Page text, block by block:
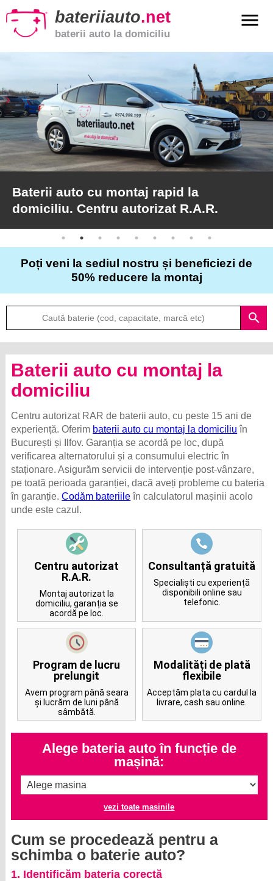
bateriiauto.net
baterii auto la domiciliu
menu
Baterii
moto
Baterii
de
camion
Articole
Despre
Întrebări
frecvente
Baterii auto cu montaj rapid la
domiciliu. Centru autorizat R.A.R.
Poți veni la sediul nostru și beneficiezi de
50% reducere la montaj
search
Baterii auto cu montaj la
domiciliu
Centru autorizat RAR de baterii auto, cu peste 15 ani de
experiență. Oferim baterii auto cu montaj la domiciliu în
București și Ilfov. Garanția se acordă pe loc, după
verificarea alternatorului și a consumului electric în
staționare. Asigurăm servicii de intervenție post-vânzare,
pe toată perioada garanției, dacă aveți probleme cu bateria
în garanție.Codăm bateriileîn calculatorul mașinii acolo
unde este cazul.
Centru autorizat
R.A.R.
Montaj autorizat la
domiciliu, garanția se
acordă pe loc.
Consultanță gratuită
Specialiști cu experiență
disponibili online sau
telefonic.
Program de lucru
prelungit
Avem program până seara
și lucrăm de luni până
sâmbătă.
Modalități de plată
flexibile
Acceptăm plata cu cardul la
livrare, cash sau online.
Alege bateria auto în funcție de
mașină:
vezi toate masinile
Cum se procedează pentru a
schimba o baterie auto?
1. Identificăm bateria corectă